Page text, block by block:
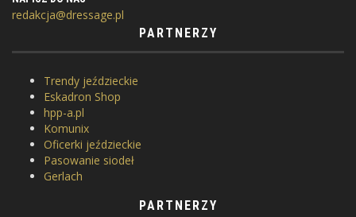
redakcja@dressage.pl
PARTNERZY
Trendy jeździeckie
Eskadron Shop
hpp-a.pl
Komunix
Oficerki jeździeckie
Pasowanie siodeł
Gerlach
PARTNERZY